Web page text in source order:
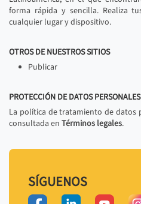
forma rápida y sencilla. Realiza
cualquier lugar y dispositivo.
OTROS DE NUESTROS SITIOS
Publicar
PROTECCIÓN DE DATOS PERSONALES
La política de tratamiento de datos
consultada en Términos legales.
SÍGUENOS